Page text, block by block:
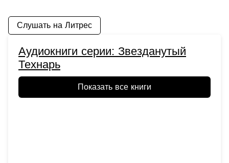
Слушать на Литрес
Аудиокниги серии: Звезданутый
Технарь
Показать все книги